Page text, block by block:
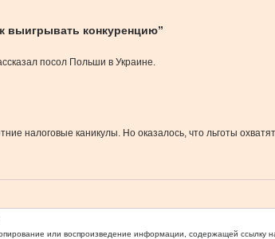
выигрывать конкуренцию”
посол Польши в Украине.
налоговые каникулы. Но оказалось, что льготы
или воспроизведение информации, содержащей ссылку